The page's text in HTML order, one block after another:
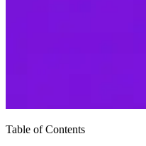
Table of Contents